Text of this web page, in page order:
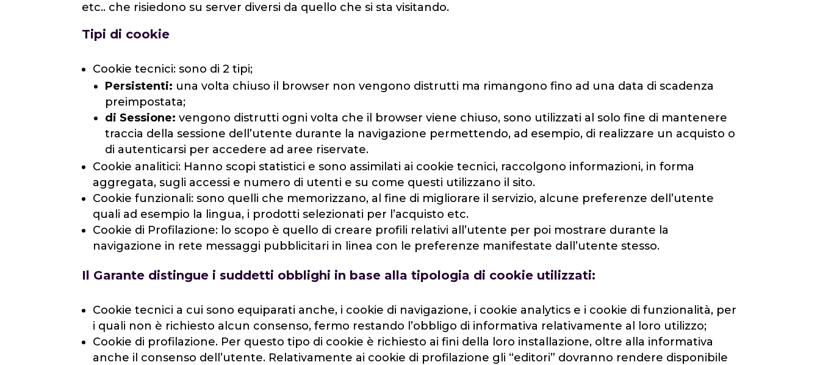
etc.. che risiedono su server diversi da quello che si sta visitando.
Tipi di cookie
Cookie tecnici: sono di 2 tipi;
Persistenti: una volta chiuso il browser non vengono distrutti ma rimangono fino ad una data di scadenza
preimpostata;
di Sessione:vengono distrutti ogni volta che il browser viene chiuso, sono utilizzati al solo fine di mantenere
traccia della sessione dell’utente durante la navigazione permettendo, ad esempio, di realizzare un acquisto o
di autenticarsi per accedere ad aree riservate.
Cookie analitici: Hanno scopi statistici e sono assimilati ai cookie tecnici, raccolgono informazioni, in forma
aggregata, sugli accessi e numero di utenti e su come questi utilizzano il sito.
Cookie funzionali: sono quelli che memorizzano, al fine di migliorare il servizio, alcune preferenze dell’utente
quali ad esempio la lingua, i prodotti selezionati per l’acquisto etc.
Cookie di Profilazione: lo scopo è quello di creare profili relativi all’utente per poi mostrare durante la
navigazione in rete messaggi pubblicitari in linea con le preferenze manifestate dall’utente stesso.
Il Garante distingue i suddetti obblighi in base alla tipologia di cookie utilizzati:
Cookie tecnici a cui sono equiparati anche, i cookie di navigazione, i cookie analytics e i cookie di funzionalità, per
i quali non è richiesto alcun consenso, fermo restando l’obbligo di informativa relativamente al loro utilizzo;
Cookie di profilazione. Per questo tipo di cookie è richiesto ai fini della loro installazione, oltre alla informativa
anche il consenso dell’utente. Relativamente ai cookie di profilazione gli “editori” dovranno rendere disponibile